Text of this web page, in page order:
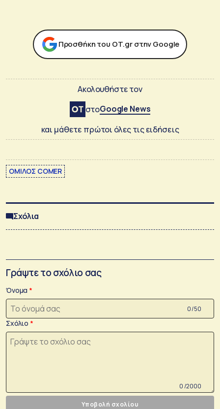
Προσθήκη του ΟΤ.gr στην Google
Ακολουθήστε τον
στοGoogle News
και μάθετε πρώτοι όλες τις ειδήσεις
ΟΜΙΛΟΣ COMER
Σχόλια
Γράψτε το σχόλιο σας
Όνομα
0 /50
Σχόλιο
0 /2000
Υποβολή σχολίου